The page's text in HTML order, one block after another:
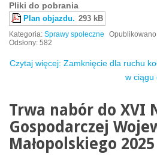
Pliki do pobrania
Plan objazdu. 293 kB
Kategoria: Sprawy społeczne
Odsłony: 582
Czytaj więcej: Zamknięcie dla ruchu
w ciągu
Trwa nabór do XVI
Gospodarczej
Małopolskiego 2025